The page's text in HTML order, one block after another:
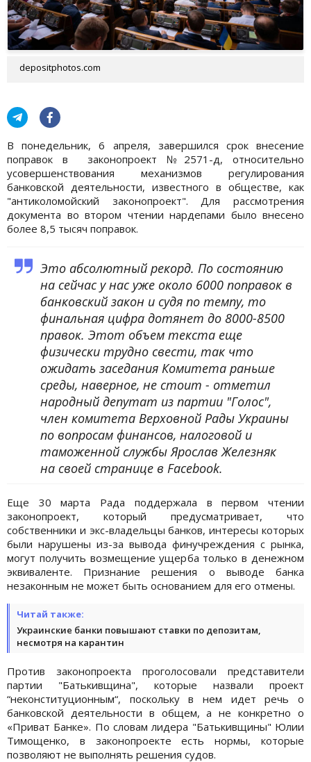
depositphotos.com
В понедельник, 6 апреля, завершился срок внесение
поправок в законопроект №2571-д, относительно
усовершенствования механизмов регулирования
банковской деятельности, известного в обществе, как
"антиколомойский законопроект". Для рассмотрения
документа во втором чтении нардепами было внесено
более 8,5 тысяч поправок.
Это абсолютный рекорд. По состоянию
на сейчас у нас уже около 6000 поправок в
банковский закон и судя по темпу, то
финальная цифра дотянет до 8000-8500
правок. Этот объем текста еще
физически трудно свести, так что
ожидать заседания Комитета раньше
среды, наверное, не стоит - отметил
народный депутат из партии "Голос",
член комитета Верховной Рады Украины
по вопросам финансов, налоговой и
таможенной службы Ярослав Железняк
на своей странице в Facebook.
Еще 30 марта Рада поддержала в первом чтении
законопроект, который предусматривает, что
собственники и экс-владельцы банков, интересы которых
были нарушены из-за вывода финучреждения с рынка,
могут получить возмещение ущерба только в денежном
эквиваленте. Признание решения о выводе банка
незаконным не может быть основанием для его отмены.
Читай также:
Украинские банки повышают ставки по депозитам,
несмотря на карантин
Против законопроекта проголосовали представители
партии "Батькивщина", которые назвали проект
“неконституционным“, поскольку в нем идет речь о
банковской деятельности в общем, а не конкретно о
«Приват Банке». По словам лидера "Батькивщины" Юлии
Тимощенко, в законопроекте есть нормы, которые
позволяют не выполнять решения судов.